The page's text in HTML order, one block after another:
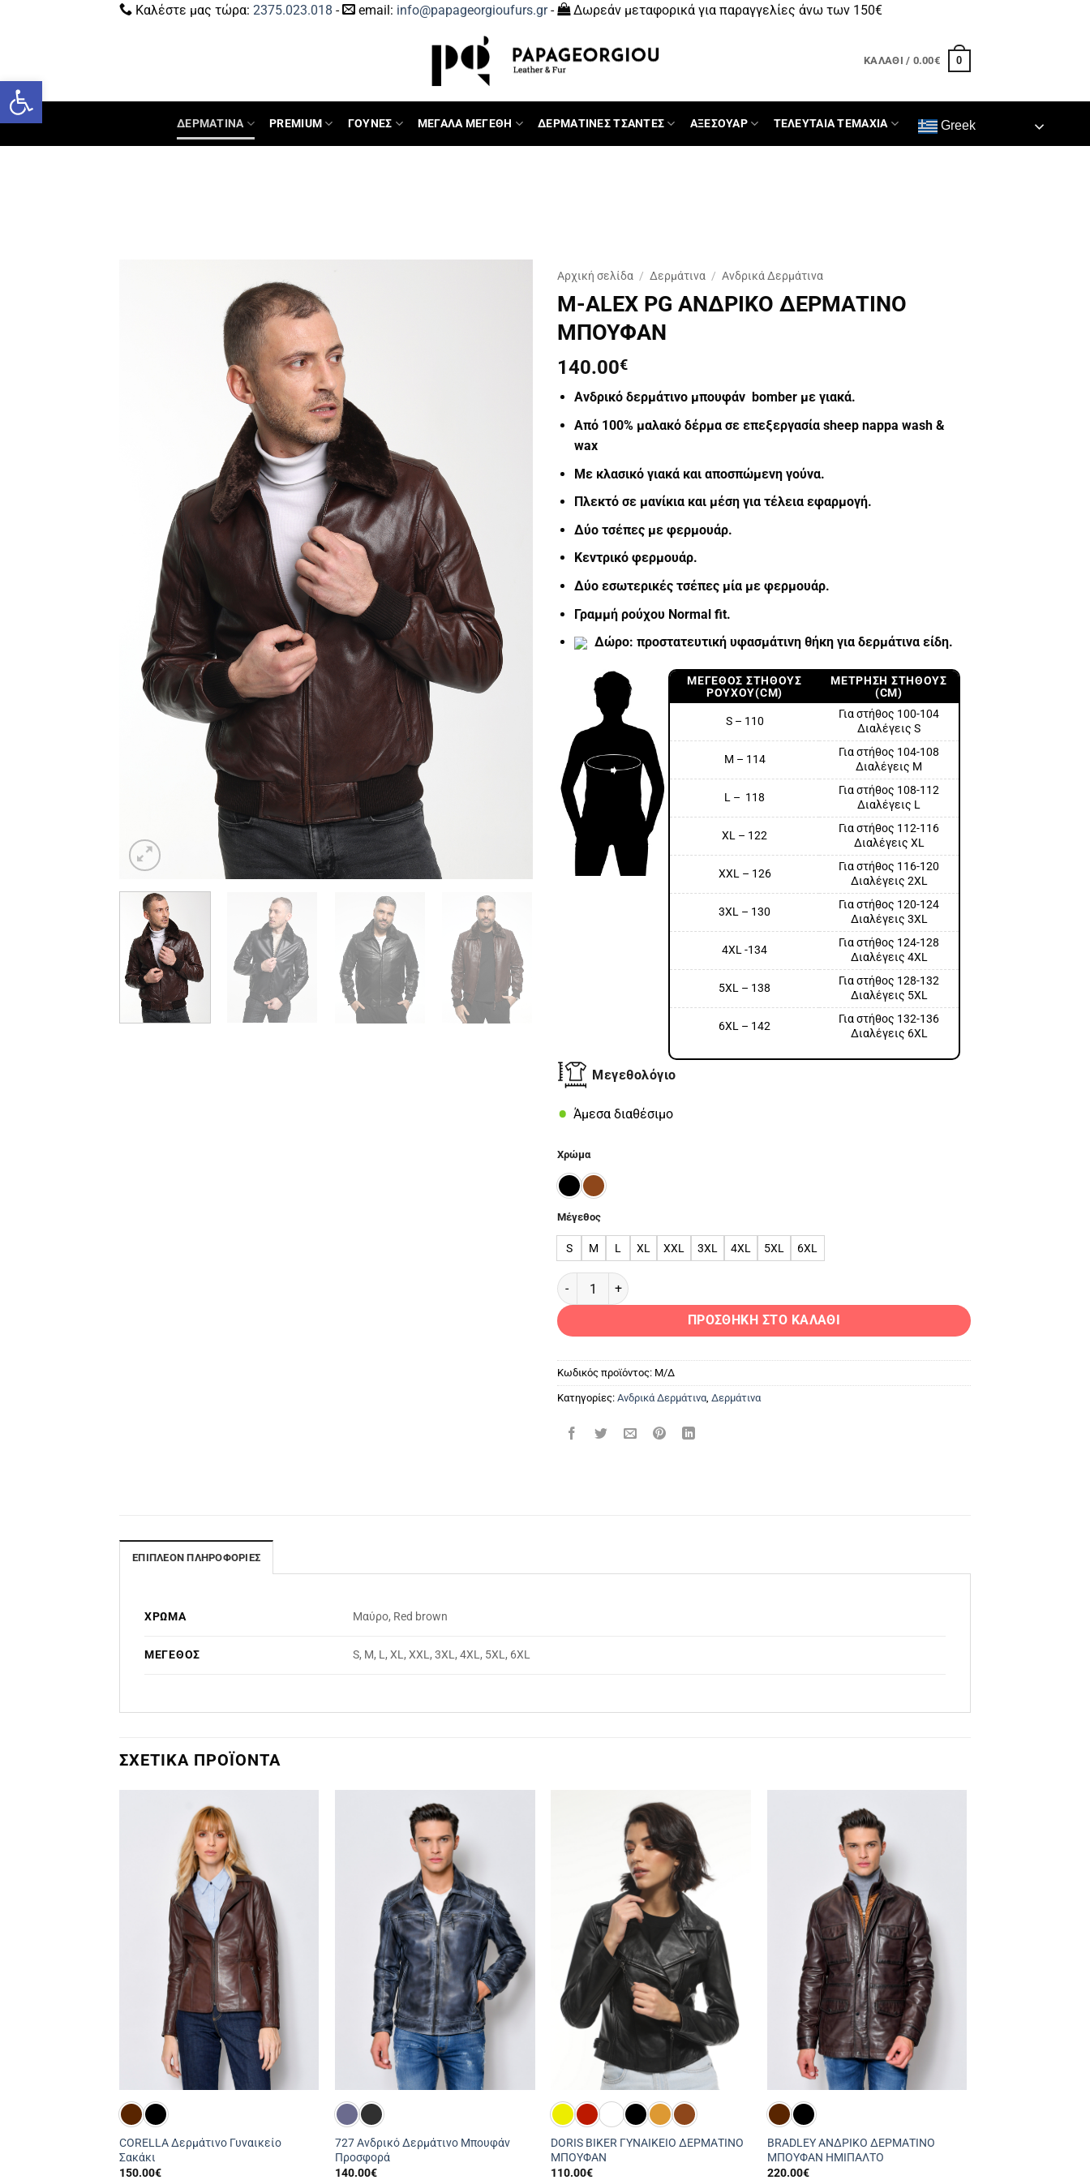
Ανοίξτε τη γραμμή εργαλείων
Καλέστε μας τώρα: 2375.023.018 - email: info@papageorgioufurs.gr- Δωρεάν μεταφορικά για παραγγελίες άνω των 150€
ΚΑΛΆΘΙ / 0.00€ 0
ΔΕΡΜΑΤΙΝΑ PREMIUM ΓΟΥΝΕΣ ΜΕΓΑΛΑ ΜΕΓΕΘΗ ΔΕΡΜΑΤΙΝΕΣ ΤΣΑΝΤΕΣ ΑΞΕΣΟΥΑΡ ΤΕΛΕΥΤΑΙΑ ΤΕΜΑΧΙΑ Greek
Αρχική σελίδα / Δερμάτινα / Ανδρικά Δερμάτινα
M-ALEX PG ΑΝΔΡΙΚΟ ΔΕΡΜΑΤΙΝΟ
ΜΠΟΥΦΑΝ
140.00€
Ανδρικό δερμάτινο μπουφάν bomber με γιακά.
Από 100% μαλακό δέρμα σε επεξεργασία sheep nappa wash &
wax
Με κλασικό γιακά και αποσπώμενη γούνα.
Πλεκτό σε μανίκια και μέση για τέλεια εφαρμογή.
Δύο τσέπες με φερμουάρ.
Κεντρικό φερμουάρ.
Δύο εσωτερικές τσέπες μία με φερμουάρ.
Γραμμή ρούχου Normal fit.
Δώρο: προστατευτική υφασμάτινη θήκη για δερμάτινα είδη.
ΜΈΓΕΘΟΣ ΣΤΗΘΟΥΣ
ΡΟΥΧΟΥ(CM)
ΜΈΤΡΗΣΗ ΣΤΉΘΟΥΣ
(CM)
S – 110
Για στήθος 100-104
Διαλέγεις S
M – 114
Για στήθος 104-108
Διαλέγεις M
L – 118
Για στήθος 108-112
Διαλέγεις L
XL – 122
Για στήθος 112-116
Διαλέγεις XL
XXL – 126
Για στήθος 116-120
Διαλέγεις 2XL
3XL – 130
Για στήθος 120-124
Διαλέγεις 3XL
4XL -134
Για στήθος 124-128
Διαλέγεις 4XL
5XL – 138
Για στήθος 128-132
Διαλέγεις 5XL
6XL – 142
Για στήθος 132-136
Διαλέγεις 6XL
Μεγεθολόγιο
Άμεσα διαθέσιμο
Χρώμα
Μέγεθος
S M L XL XXL 3XL 4XL 5XL 6XL
M-ALEX PG ΑΝΔΡΙΚΟ ΔΕΡΜΑΤΙΝΟ ΜΠΟΥΦΑΝ ποσότητα
ΠΡΟΣΘΉΚΗ ΣΤΟ ΚΑΛΆΘΙ
Κωδικός προϊόντος: Μ/Δ
Κατηγορίες: Ανδρικά Δερμάτινα, Δερμάτινα
ΕΠΙΠΛΈΟΝ ΠΛΗΡΟΦΟΡΊΕΣ
ΧΡΏΜΑ Μαύρο, Red brown
ΜΈΓΕΘΟΣ S, M, L, XL, XXL, 3XL, 4XL, 5XL, 6XL
ΣΧΕΤΙΚΆ ΠΡΟΪΌΝΤΑ
CORELLA Δερμάτινο Γυναικείο
Σακάκι
150.00€
727 Ανδρικό Δερμάτινο Μπουφάν
Προσφορά
140.00€
DORIS BIKER ΓΥΝΑΙΚΕΙΟ ΔΕΡΜΑΤΙΝΟ
ΜΠΟΥΦΑΝ
110.00€
BRADLEY ΑΝΔΡΙΚΟ ΔΕΡΜΑΤΙΝΟ
ΜΠΟΥΦΑΝ ΗΜΙΠΑΛΤΟ
220.00€